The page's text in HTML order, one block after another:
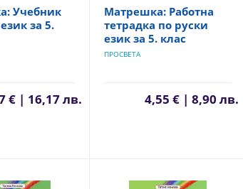
Учебник
за 5.
€ | 16,17 лв.
Матрешка: Работна
тетрадка по руски
език за 5. клас
ПРОСВЕТА
4,55 € | 8,90 лв.